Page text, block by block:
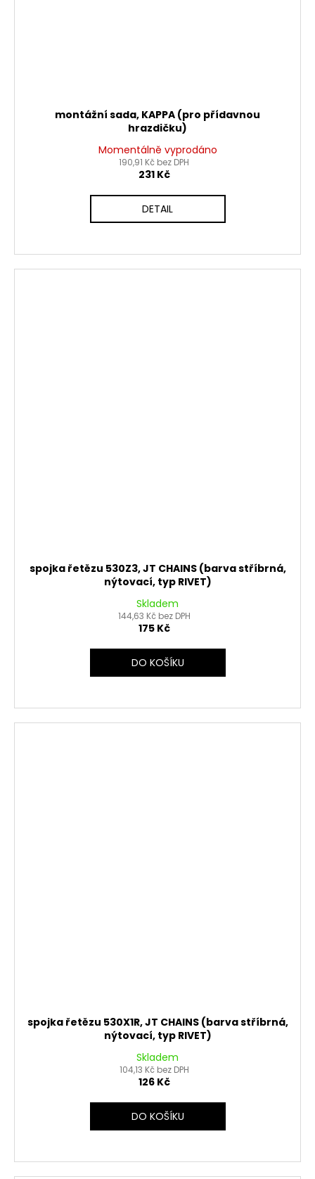
montážní sada, KAPPA (pro přídavnou
hrazdičku)
Momentálně vyprodáno
190,91 Kč bez DPH
231 Kč
DETAIL
spojka řetězu 530Z3, JT CHAINS (barva stříbrná,
nýtovací, typ RIVET)
Skladem
144,63 Kč bez DPH
175 Kč
DO KOŠÍKU
spojka řetězu 530X1R, JT CHAINS (barva stříbrná,
nýtovací, typ RIVET)
Skladem
104,13 Kč bez DPH
126 Kč
DO KOŠÍKU